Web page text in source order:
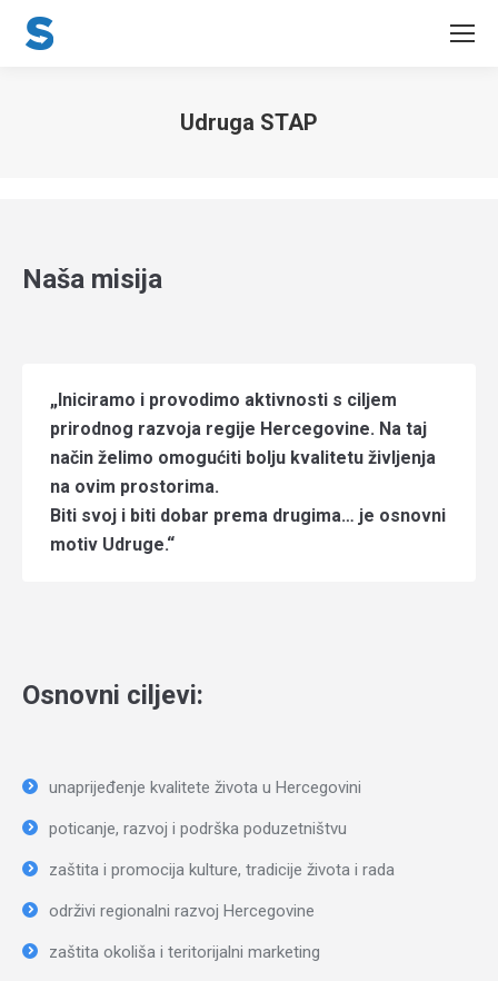
Udruga STAP
Naša misija
„Iniciramo i provodimo aktivnosti s ciljem
prirodnog razvoja regije Hercegovine. Na taj
način želimo omogućiti bolju kvalitetu življenja
na ovim prostorima.
Biti svoj i biti dobar prema drugima… je osnovni
motiv Udruge.“
Osnovni ciljevi:
unaprijeđenje kvalitete života u Hercegovini
poticanje, razvoj i podrška poduzetništvu
zaštita i promocija kulture, tradicije života i rada
održivi regionalni razvoj Hercegovine
zaštita okoliša i teritorijalni marketing